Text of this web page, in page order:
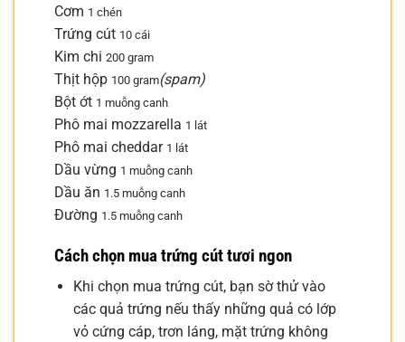
Cơm 1 chén
Trứng cút 10 cái
Kim chi 200 gram
Thịt hộp 100 gram(spam)
Bột ớt 1 muỗng canh
Phô mai mozzarella 1 lát
Phô mai cheddar 1 lát
Dầu vừng 1 muỗng canh
Dầu ăn 1.5 muỗng canh
Đường 1.5 muỗng canh
Cách chọn mua trứng cút tươi ngon
Khi chọn mua trứng cút, bạn sờ thử vào
các quả trứng nếu thấy những quả có lớp
vỏ cứng cáp, trơn láng, mặt trứng không